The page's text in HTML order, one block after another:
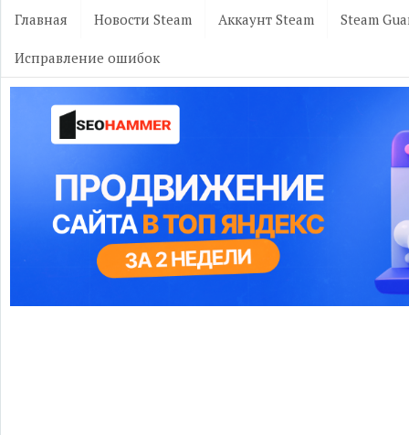
Главная Новости Steam Аккаунт Steam Steam
Исправление ошибок